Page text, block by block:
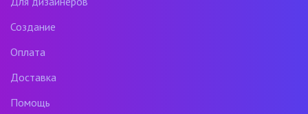
Создание
Оплата
Доставка
Помощь